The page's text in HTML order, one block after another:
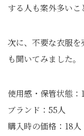
する人も案外多いこ
次に、不要な衣服
も聞いてみました。
使用感・保管状態：
ブランド：55人
購入時の価格：18人